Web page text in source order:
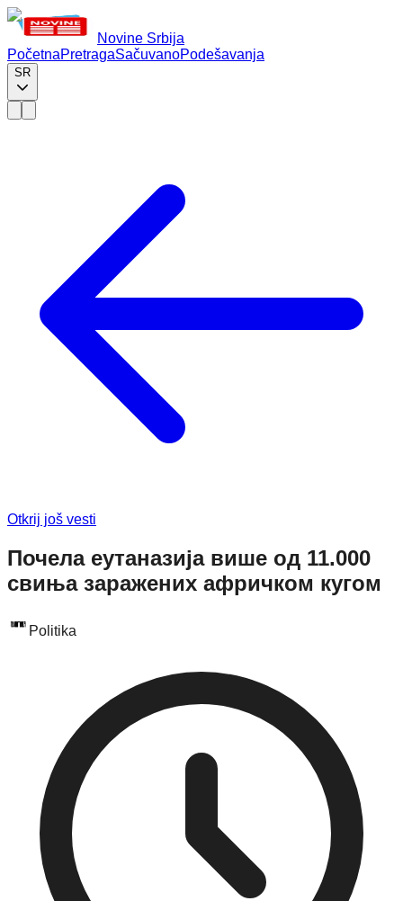
Novine Srbija
PočetnaPretragaSačuvanoPodešavanja
SR
Otkrij još vesti
Почела еутаназија више од 11.000
свиња заражених афричком кугом
Politika